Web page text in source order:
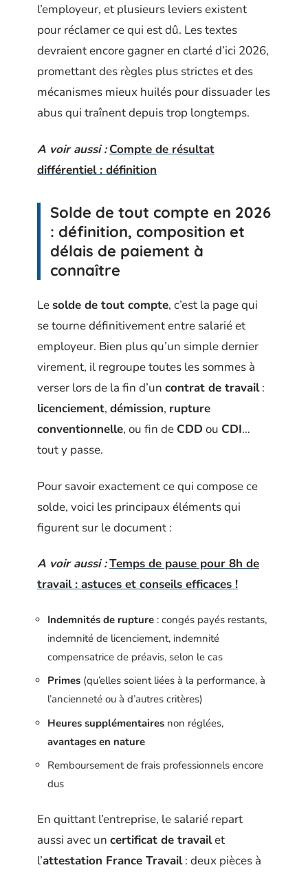
l’employeur, et plusieurs leviers existent
pour réclamer ce qui est dû. Les textes
devraient encore gagner en clarté d’ici 2026,
promettant des règles plus strictes et des
mécanismes mieux huilés pour dissuader les
abus qui traînent depuis trop longtemps.
A voir aussi : Compte de résultat
différentiel : définition
Solde de tout compte en 2026
: définition, composition et
délais de paiement à
connaître
Lesolde de tout compte, c’est la page qui
se tourne définitivement entre salarié et
employeur. Bien plus qu’un simple dernier
virement, il regroupe toutes les sommes à
verser lors de la fin d’un contrat de travail:
licenciement, démission, rupture
conventionnelle, ou fin de CDD ou CDI…
tout y passe.
Pour savoir exactement ce qui compose ce
solde, voici les principaux éléments qui
figurent sur le document :
A voir aussi :Temps de pause pour 8h de
travail : astuces et conseils efficaces !
Indemnités de rupture : congés payés restants,
indemnité de licenciement, indemnité
compensatrice de préavis, selon le cas
Primes (qu’elles soient liées à la performance, à
l’ancienneté ou à d’autres critères)
Heures supplémentaires non réglées,
avantages en nature
Remboursement de frais professionnels encore
dus
En quittant l’entreprise, le salarié repart
aussi avec un certificat de travailet
l’attestation France Travail: deux pièces à